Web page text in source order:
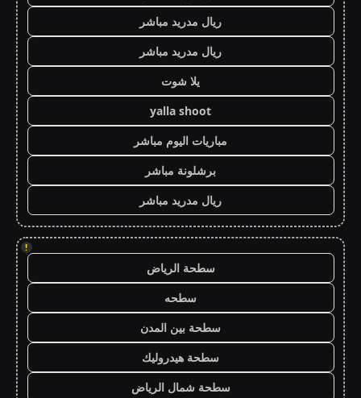
ريال مدريد مباشر
ريال مدريد مباشر
يلا شوت
yalla shoot
مباريات اليوم مباشر
برشلونة مباشر
ريال مدريد مباشر
!
سطحة الرياض
سطحه
سطحة بين المدن
سطحة هيدروليك
سطحة شمال الرياض